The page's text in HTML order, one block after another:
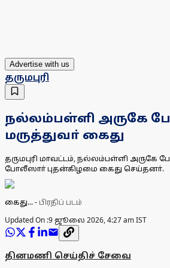
Advertise with us
தருமபுரி
நல்லம்பள்ளி அருகே
மருத்துவா் கைது
தருமபுரி மாவட்டம், நல்லம்பள்ளி அருகே
போலீஸாா் புதன்கிழமை கைது செய்தனா்.
கைது...- பிரதிப் படம்
Updated On :9 ஜூலை 2026, 4:27 am IST
தினமணி செய்திச் சேவை